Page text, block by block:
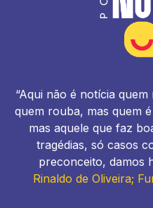
“Aqui não é notícia
quem rouba, mas quem
mas aquele que faz
tragédias, só casos
preconceito, damos
Rinaldo de Oliveira;